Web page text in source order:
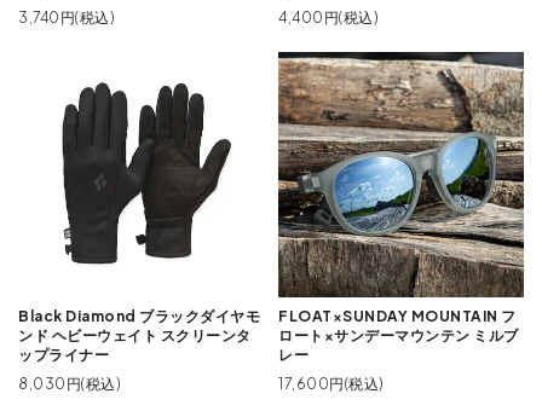
3,740円(税込)
4,400円(税込)
Black Diamond ブラックダイヤモ
ンド ヘビーウェイト スクリーンタ
ップライナー
8,030円(税込)
FLOAT×SUNDAY MOUNTAIN フ
ロート×サンデーマウンテン ミルブ
レー
17,600円(税込)